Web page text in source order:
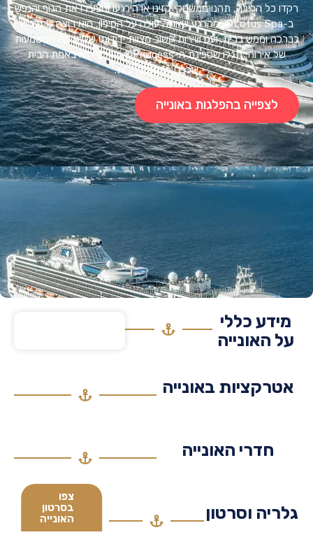
כל הלילה, תהנו ממשחקי קזינו או הירגעו והצעירו את הגוף והנפש
ב-Lotus Spa®. מהרגע שאתה עולה על הסיפון, הוא רוצה שתרגיש
וממש בבית. ועם שירות קשוב מצוות ידידותי שיודע מה המשמעות
של אירוח, תגלו שספינת ה-Princess® שלכם היא באמת הבית
שלכם הרחק מהבית.
לצפייה בהפלגות באונייה
כללי
האונייה
באונייה
חדרי האונייה
וסרטון
צפו
בסרטון
האונייה